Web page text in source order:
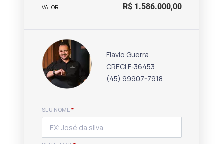
VALOR R$ 1.586.000,00
Flavio Guerra
CRECI F-36453
(45) 99907-7918
SEU NOME *